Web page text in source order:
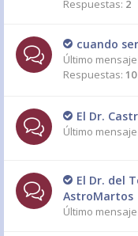
Respuestas: 2
cuando
Último
Respuestas: 10
El Dr.
Último
El Dr. del
AstroMartos
Último